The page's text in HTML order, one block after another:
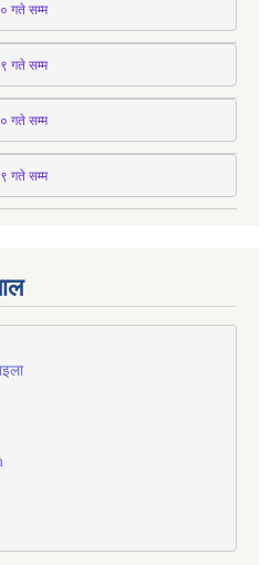
गते सम्म
गते सम्म
गते सम्म
गते सम्म